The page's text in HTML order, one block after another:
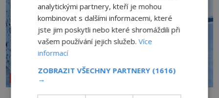
REPORTÁŽE
analytickými partnery, kteří je mohou
kombinovat s dalšími informacemi, které
jste jim poskytli nebo které shromáždili při
vašem používání jejich služeb.Více
informací
ZOBRAZIT VŠECHNY PARTNERY (1616)
→